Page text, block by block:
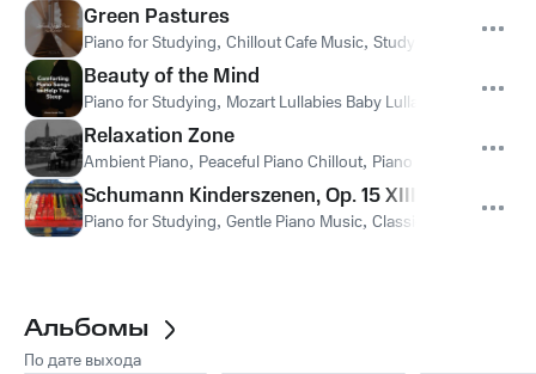
Green Pastures
Piano for Studying, Chillout Cafe Music, Study Power
Beauty of the Mind
Piano for Studying, Mozart Lullabies Baby Lullaby
Relaxation Zone
Ambient Piano, Peaceful Piano Chillout, Piano for Studying
Schumann Kinderszenen, Op. 15 XIII. Der
Piano for Studying, Gentle Piano Music, Classic Piano
Альбомы
По дате выхода